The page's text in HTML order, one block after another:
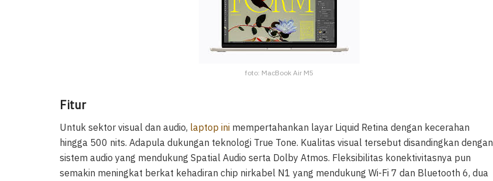
foto: MacBook Air M5
Fitur
Untuk sektor visual dan audio, laptop ini mempertahankan layar Liquid Retina dengan kecerahan
hingga 500 nits. Adapula dukungan teknologi True Tone. Kualitas visual tersebut disandingkan dengan
sistem audio yang mendukung Spatial Audio serta Dolby Atmos. Fleksibilitas konektivitasnya pun
semakin meningkat berkat kehadiran chip nirkabel N1 yang mendukung Wi-Fi 7 dan Bluetooth 6, dua